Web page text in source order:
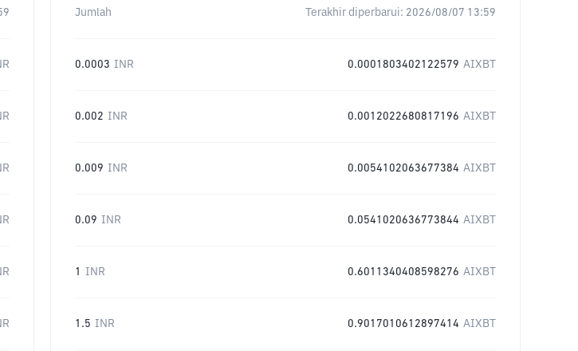
Jumlah Terakhir diperbarui: 2026/08/07 13:59
0.0003 INR 0.0001803402122579 AIXBT
0.002 INR 0.0012022680817196 AIXBT
0.009 INR 0.0054102063677384 AIXBT
0.09 INR 0.0541020636773844 AIXBT
1 INR 0.6011340408598276 AIXBT
1.5 INR 0.9017010612897414 AIXBT